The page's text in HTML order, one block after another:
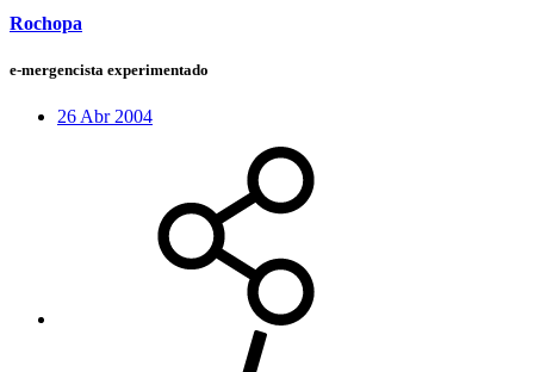
Rochopa
e-mergencista experimentado
26 Abr 2004